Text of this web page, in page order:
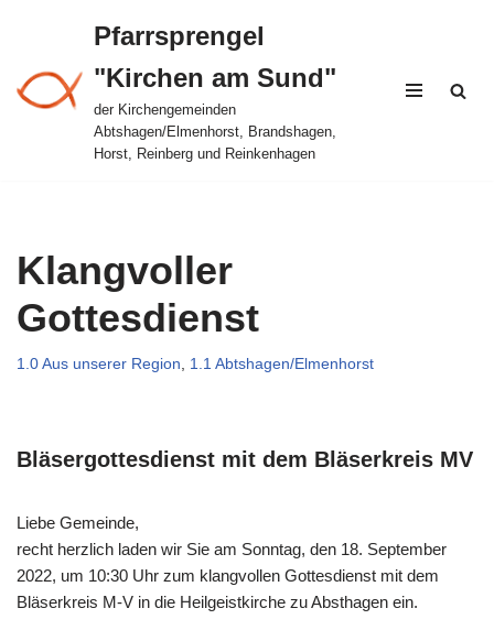
Inhalt
springen
Pfarrsprengel
"Kirchen am Sund"
der Kirchengemeinden
Abtshagen/Elmenhorst, Brandshagen,
Horst, Reinberg und Reinkenhagen
Klangvoller
Gottesdienst
1.0 Aus unserer Region, 1.1 Abtshagen/Elmenhorst
Bläsergottesdienst mit dem Bläserkreis MV
Liebe Gemeinde,
recht herzlich laden wir Sie am Sonntag, den 18. September
2022, um 10:30 Uhr zum klangvollen Gottesdienst mit dem
Bläserkreis M-V in die Heilgeistkirche zu Absthagen ein.